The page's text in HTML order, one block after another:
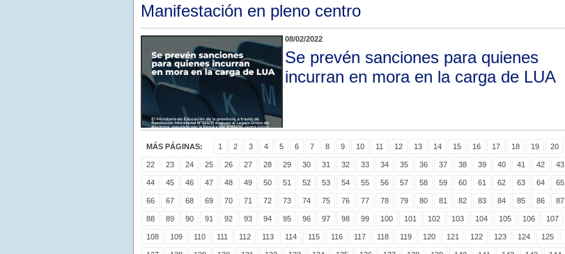
Manifestación en pleno centro
08/02/2022
Se prevén sanciones para quienes
incurran en mora en la carga de LUA
MÁS PÁGINAS: 1 2 3 4 5 6 7 8 9 10 11 12 13 14 15 16 17 18 19 20
22 23 24 25 26 27 28 29 30 31 32 33 34 35 36 37 38 39 40 41 42 43
44 45 46 47 48 49 50 51 52 53 54 55 56 57 58 59 60 61 62 63 64 65
66 67 68 69 70 71 72 73 74 75 76 77 78 79 80 81 82 83 84 85 86 87
88 89 90 91 92 93 94 95 96 97 98 99 100 101 102 103 104 105 106 107
108 109 110 111 112 113 114 115 116 117 118 119 120 121 122 123 124 125